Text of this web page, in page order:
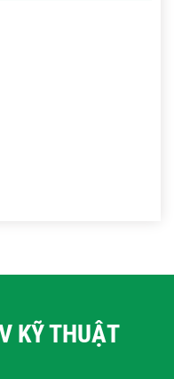
KỸ THUẬT